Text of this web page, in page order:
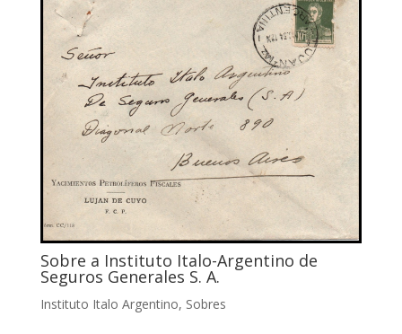
Sobre a Instituto Italo-Argentino de
Seguros Generales S. A.
Instituto Italo Argentino, Sobres